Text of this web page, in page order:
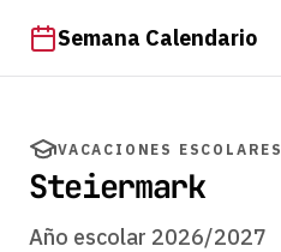
Semana Calendario
VACACIONES ESCOLARES
Steiermark
Año escolar 2026/2027